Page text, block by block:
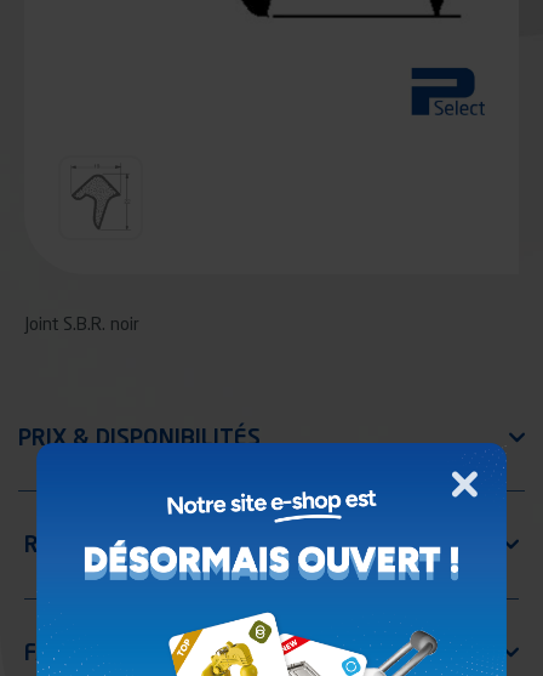
Joint S.B.R. noir
Fermer